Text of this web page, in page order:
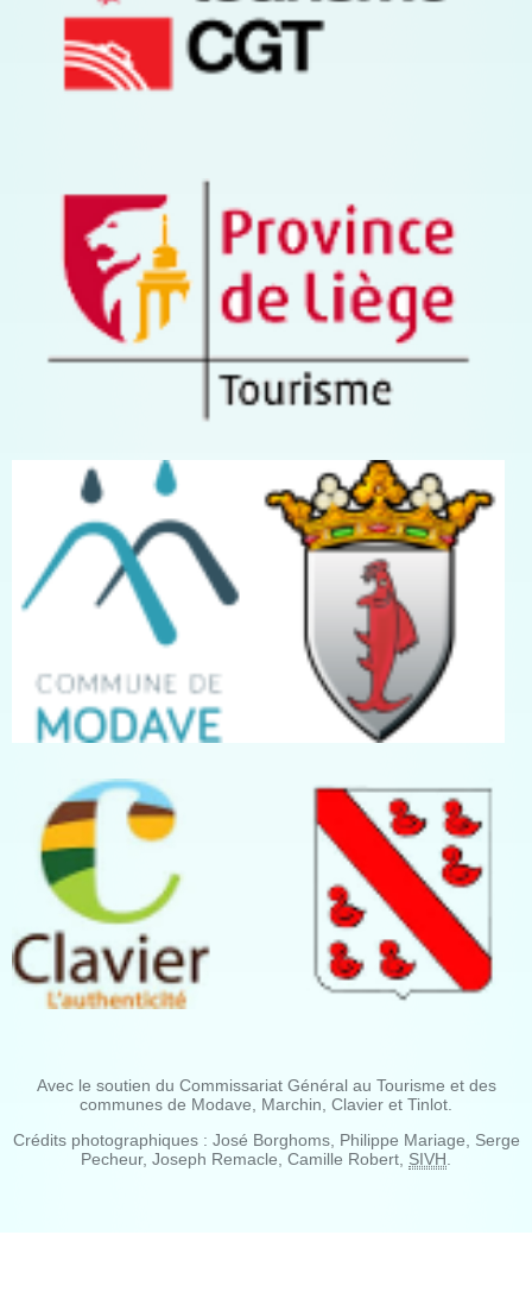
Avec le soutien du Commissariat Général au Tourisme et des
communes de Modave, Marchin, Clavier et Tinlot.
Crédits photographiques : José Borghoms, Philippe Mariage, Serge
Pecheur, Joseph Remacle, Camille Robert, SIVH